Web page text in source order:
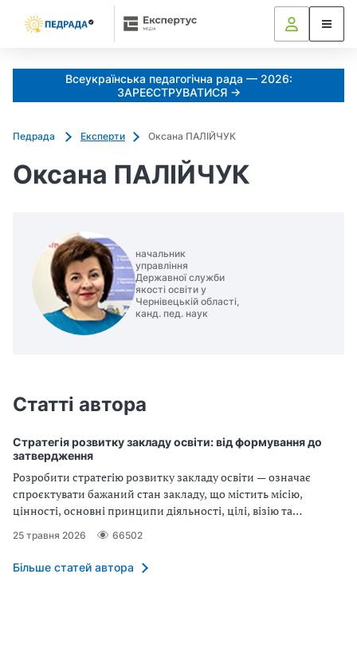
Всеукраїнська педагогічна рада — 2026:
ЗАРЕЄСТРУВАТИСЯ →
Педрада Експерти Оксана ПАЛІЙЧУК
Оксана ПАЛІЙЧУК
начальник
управління
Державної служби
якості освіти у
Чернівецькій області,
канд. пед. наук
Статті автора
Стратегія розвитку закладу освіти: від формування до
затвердження
Розробити стратегію розвитку закладу освіти — означає
спроєктувати бажаний стан закладу, що містить місію,
цінності, основні принципи діяльності, цілі, візію та
конкретні заходи з реалізації стратегії. Розбираємо цей
документ у статті
25 травня 2026 66502
Більше статей автора